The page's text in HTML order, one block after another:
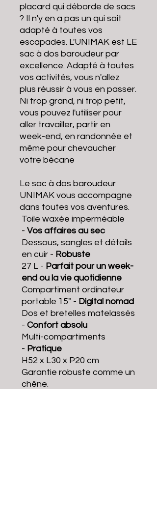
placard qui déborde de sacs
? Il n'y en a pas un qui soit
adapté à toutes vos
escapades. L'UNIMAK est LE
sac à dos baroudeur par
excellence. Adapté à toutes
vos activités, vous n'allez
plus réussir à vous en passer.
Ni trop grand, ni trop petit,
vous pouvez l'utiliser pour
aller travailler, partir en
week-end, en randonnée et
même pour chevaucher
votre bécane
Le sac à dos baroudeur
UNIMAK vous accompagne
dans toutes vos aventures.
Toile waxée imperméable
- Vos affaires au sec
Dessous, sangles et détails
en cuir - Robuste
27 L - Parfait pour un week-
end ou la vie quotidienne
Compartiment ordinateur
portable 15" - Digital nomad
Dos et bretelles matelassés
- Confort absolu
Multi-compartiments
- Pratique
H52 x L30 x P20 cm
Garantie robuste comme un
chêne.